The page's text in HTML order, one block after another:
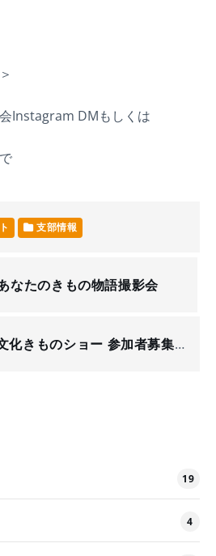
Instagram DMもしくは
支部情報
なたのきもの物語撮影会
きものの祭典 国際文化きものショー 参加者募集
19
4